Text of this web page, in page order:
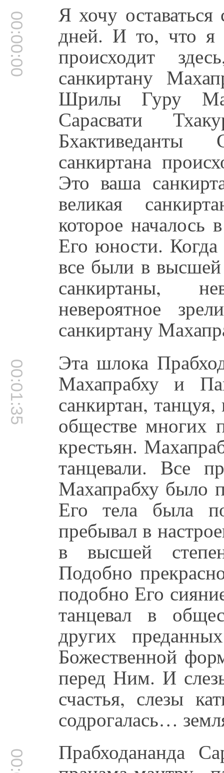
00:00:00 Я хочу
дней. И то, что я
происходит
санкиртану
Шрилы Гуру
Сарасвати
санкиртана
Это ваша
великая
которое
Его юности.
все были в
санкиртаны,
невероятное
санкиртану
00:01:35 Эта шлока
Махапрабху и
санкиртан,
обществе многих
крестьян.
танцевали. Все
Махапрабху было
Его тела была
пребывал в
в высшей
Подобно
подобно Его
танцевал в
других
Божественной
перед Ним. И
счастья, слезы
содрогалась…
Прабходананда